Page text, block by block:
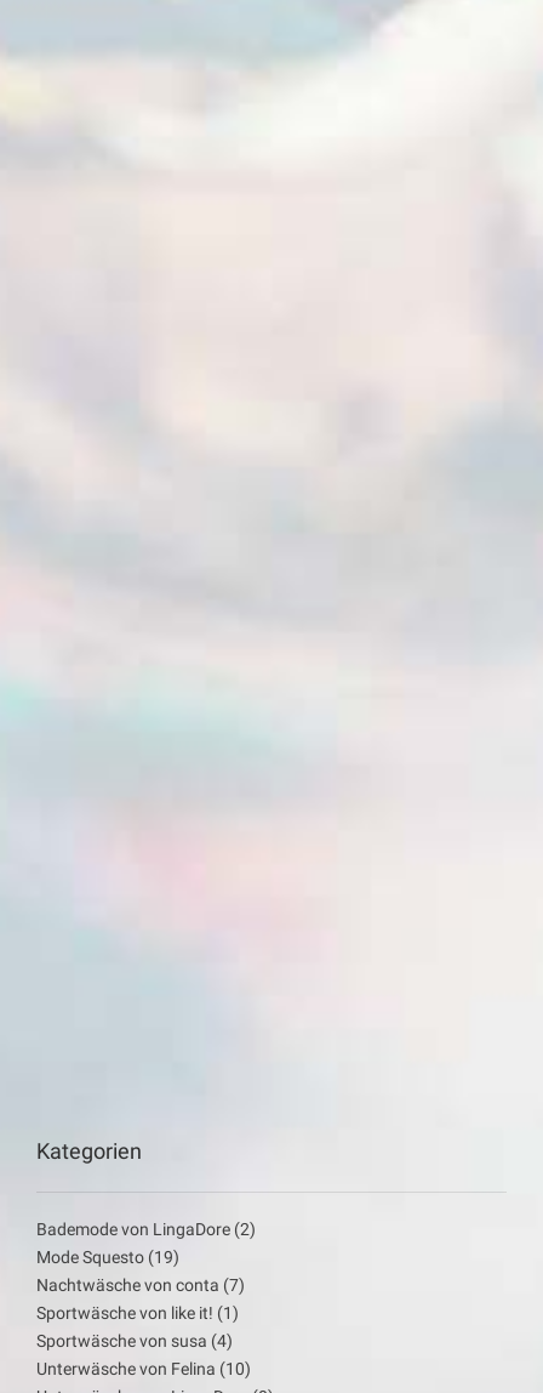
Kategorien
Bademode von LingaDore (2)
Mode Squesto (19)
Nachtwäsche von conta (7)
Sportwäsche von like it! (1)
Sportwäsche von susa (4)
Unterwäsche von Felina (10)